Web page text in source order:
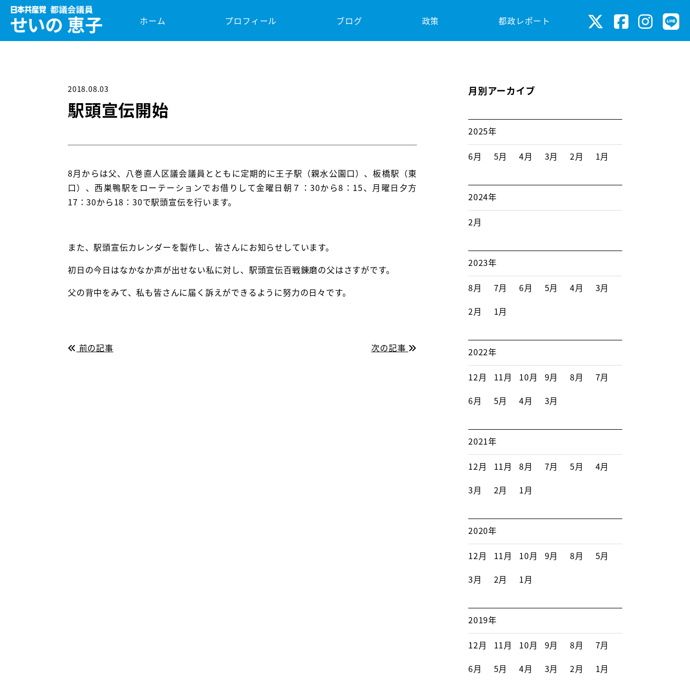
ホーム プロフィール ブログ 政策 都政レポート
2018.08.03
駅頭宣伝開始
8月からは父、八巻直人区議会議員とともに定期的に王子駅（親水公園口）、板橋駅（東
口）、西巣鴨駅をローテーションでお借りして金曜日朝７：30から8：15、月曜日夕方
17：30から18：30で駅頭宣伝を行います。
また、駅頭宣伝カレンダーを製作し、皆さんにお知らせしています。
初日の今日はなかなか声が出せない私に対し、駅頭宣伝百戦錬磨の父はさすがです。
父の背中をみて、私も皆さんに届く訴えができるように努力の日々です。
前の記事 次の記事
月別アーカイブ
2025年
6月 5月 4月 3月 2月 1月
2024年
2月
2023年
8月 7月 6月 5月 4月
3月
2月
1月
2022年
12月 11月 10月 9月 8月
7月
6月
5月 4月 3月
2021年
12月 11月 8月 7月 5月
4月
3月
2月 1月
2020年
12月 11月 10月 9月 8月
5月
3月
2月 1月
2019年
12月 11月 10月 9月 8月
7月
6月
5月 4月 3月 2月 1月